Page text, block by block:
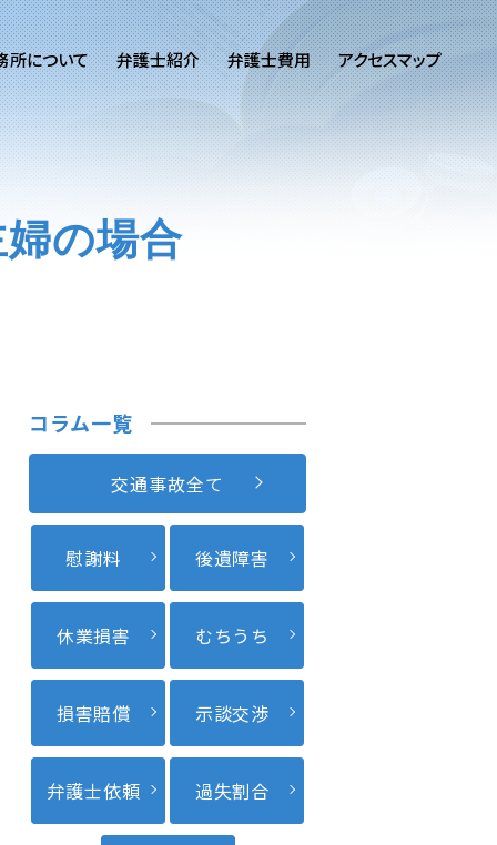
所について 弁護士紹介 弁護士費用 アクセスマップ
の場合
コラム一覧
交通事故全て
慰謝料 後遺障害
休業損害 むちうち
損害賠償 示談交渉
弁護士依頼 過失割合